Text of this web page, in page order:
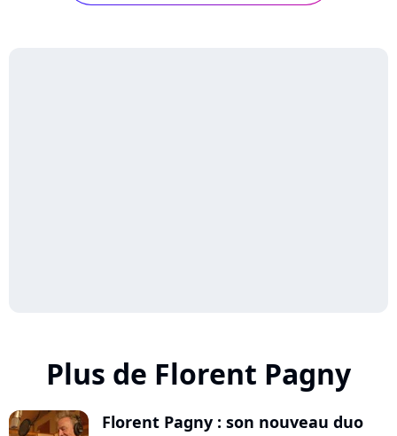
Plus de Florent Pagny
Florent Pagny : son nouveau duo